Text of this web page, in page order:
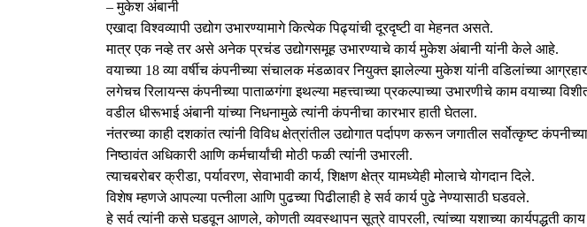
– मुकेश अंबानी
एखादा विश्वव्यापी उद्योग उभारण्यामागे कित्येक पिढ्यांची दूरदृष्टी वा मेहनत असते.
मात्र एक नव्हे तर असे अनेक प्रचंड उद्योगसमूह उभारण्याचे कार्य मुकेश अंबानी यांनी केले आहे.
वयाच्या 18 व्या वर्षीच कंपनीच्या संचालक मंडळावर नियुक्त झालेल्या मुकेश यांनी वडिलांच्या
लगेचच रिलायन्स कंपनीच्या पाताळगंगा इथल्या महत्त्वाच्या प्रकल्पाच्या उभारणीचे काम वयाच्या
वडील धीरूभाई अंबानी यांच्या निधनामुळे त्यांनी कंपनीचा कारभार हाती घेतला.
नंतरच्या काही दशकांत त्यांनी विविध क्षेत्रांतील उद्योगात पर्दापण करून जगातील सर्वोत्कृष्ट
निष्ठावंत अधिकारी आणि कर्मचार्यांची मोठी फळी त्यांनी उभारली.
त्याचबरोबर क्रीडा, पर्यावरण, सेवाभावी कार्य, शिक्षण क्षेत्र यामध्येही मोलाचे योगदान दिले.
विशेष म्हणजे आपल्या पत्नीला आणि पुढच्या पिढीलाही हे सर्व कार्य पुढे नेण्यासाठी घडवले.
हे सर्व त्यांनी कसे घडवून आणले, कोणती व्यवस्थापन सूत्रे वापरली, त्यांच्या यशाच्या कार्यपद्धती